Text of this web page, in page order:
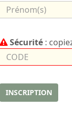
Sécurité:
INSCRIPTION